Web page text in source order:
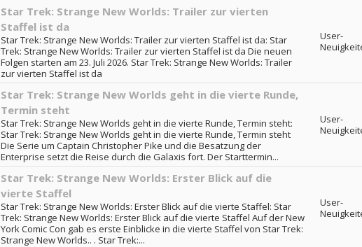
Star Trek: Strange New Worlds: Trailer zur vierten
Staffel ist da
Star Trek: Strange New Worlds: Trailer zur vierten Staffel ist da: Star
Trek: Strange New Worlds: Trailer zur vierten Staffel ist da Die neuen
Folgen starten am 23. Juli 2026. Star Trek: Strange New Worlds: Trailer
zur vierten Staffel ist da
User-
Star Trek: Strange New Worlds geht in die vierte Runde,
Termin steht
Star Trek: Strange New Worlds geht in die vierte Runde, Termin steht:
Star Trek: Strange New Worlds geht in die vierte Runde, Termin steht
Die Serie um Captain Christopher Pike und die Besatzung der
Enterprise setzt die Reise durch die Galaxis fort. Der Starttermin...
User-
Star Trek: Strange New Worlds: Erster Blick auf die
vierte Staffel
Star Trek: Strange New Worlds: Erster Blick auf die vierte Staffel: Star
Trek: Strange New Worlds: Erster Blick auf die vierte Staffel Auf der New
York Comic Con gab es erste Einblicke in die vierte Staffel von Star Trek:
Strange New Worlds.. . Star Trek:...
User-